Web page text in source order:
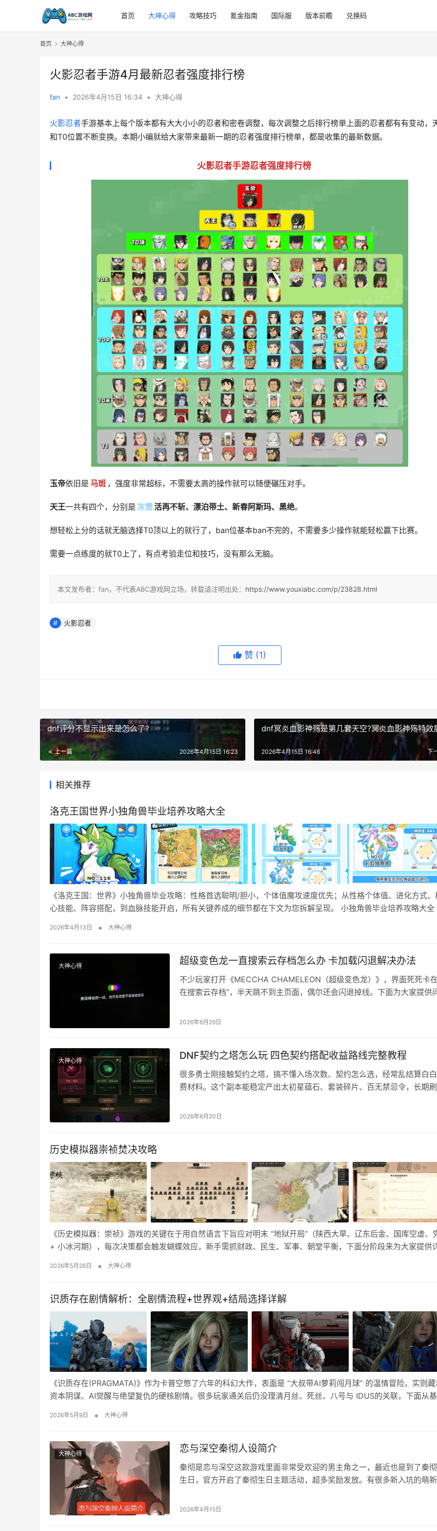
首页 大神心得 攻略技巧 氪金指南 国际服 版本前瞻 兑换码
首页 大神心得
火影忍者手游4月最新忍者强度排行榜
fan • 2026年4月15日 16:34 • 大神心得
火影忍者手游基本上每个版本都有大大小小的忍者和密卷调整，每次调整之后排行榜单上面的忍者都有有变动，
和T0位置不断变换。本期小编就给大家带来最新一期的忍者强度排行榜单，都是收集的最新数据。
火影忍者手游忍者强度排行榜
玉帝依旧是 马斑 ，强度非常超标，不需要太高的操作就可以随便碾压对手。
天王一共有四个，分别是 冻雪活再不斩、漂泊带土、新春阿斯玛、黑绝。
想轻松上分的话就无脑选择T0顶以上的就行了，ban位基本ban不完的，不需要多少操作就能轻松赢下比赛。
需要一点练度的就T0上了，有点考验走位和技巧，没有那么无脑。
本文发布者：fan，不代表ABC游戏网立场，转载请注明出处： https://www.youxiabc.com/p/23828.html
火影忍者
赞 (1)
dnf评分不显示出来是怎么了?
上一篇 2026年4月15日 16:23
dnf冥炎血影神殇是第几套天空?冥炎血影神殇特效
下
2026年4月15日 16:46
相关推荐
洛克王国世界小独角兽毕业培养攻略大全
《洛克王国：世界》小独角兽毕业攻略：性格首选聪明/胆小，个体值魔攻速度优先；从性格个体值、进化方式、
心技能、阵容搭配，到血脉技能开启，所有关键养成的细节都在下文为您拆解呈现。 小独角兽毕业培养攻略大全
2026年4月13日 • 大神心得
大神心得 超级变色龙一直搜索云存档怎么办 卡加载闪退解决办法
不少玩家打开《MECCHA CHAMELEON（超级变色龙）》，界面死死卡
在搜索云存档”，半天跳不到主页面，偶尔还会闪退掉线。下面为大家提供
联机服务器全部部署在境外。我们国内裸连访问时，跨地域传输很容易出现
2026年6月29日
大神心得 DNF契约之塔怎么玩 四色契约搭配收益路线完整教程
很多勇士刚接触契约之塔，搞不懂入场次数、契约怎么选，经常乱结算白
费材料。这个副本能稳定产出太初星蕴石、套装碎片、百无禁忌令，长期刷
手把手告诉你契约之塔怎么玩，两种路线按需选择即可！ 一、入场规则 1.
2026年6月20日
历史模拟器崇祯焚决攻略
《历史模拟器：崇祯》游戏的关键在于用自然语言下旨应对明末 “地狱开局”（陕西大旱、辽东后金、国库空虚、
+ 小冰河期），每次决策都会触发蝴蝶效应，新手需抓财政、民生、军事、朝堂平衡，下面分阶段来为大家提供
加）；诏书仅识别第一行核心指令，…
2026年5月26日 • 大神心得
识质存在剧情解析：全剧情流程+世界观+结局选择详解
《识质存在(PRAGMATA)》作为卡普空憋了六年的科幻大作，表面是 “大叔带AI萝莉闯月球” 的温情冒险，实则藏
资本阴谋、AI觉醒与绝望复仇的硬核剧情。很多玩家通关后仍没理清月丝、死丝、八号与 IDUS的关联，下面从基
2026年5月9日 • 大神心得
大神心得 恋与深空秦彻人设简介
秦彻是恋与深空这款游戏里面非常受欢迎的男主角之一，最近也是到了秦
生日，官方开启了秦彻生日主题活动，超多奖励发放。有很多新入坑的萌新
彻设定 人物基本信息 年龄：28 身高：190 生日：4.18 星座：白羊座 职业
2026年4月15日